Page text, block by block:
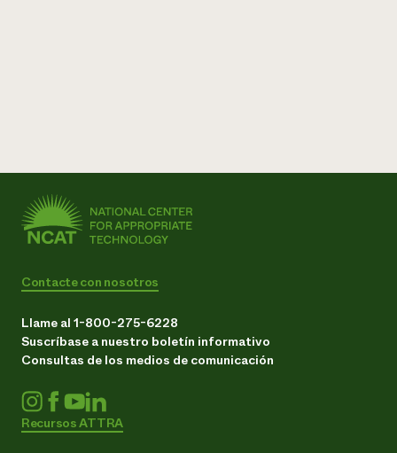
Contacte con nosotros
Llame al 1-800-275-6228
Suscríbase a nuestro boletín informativo
Consultas de los medios de comunicación
Recursos ATTRA